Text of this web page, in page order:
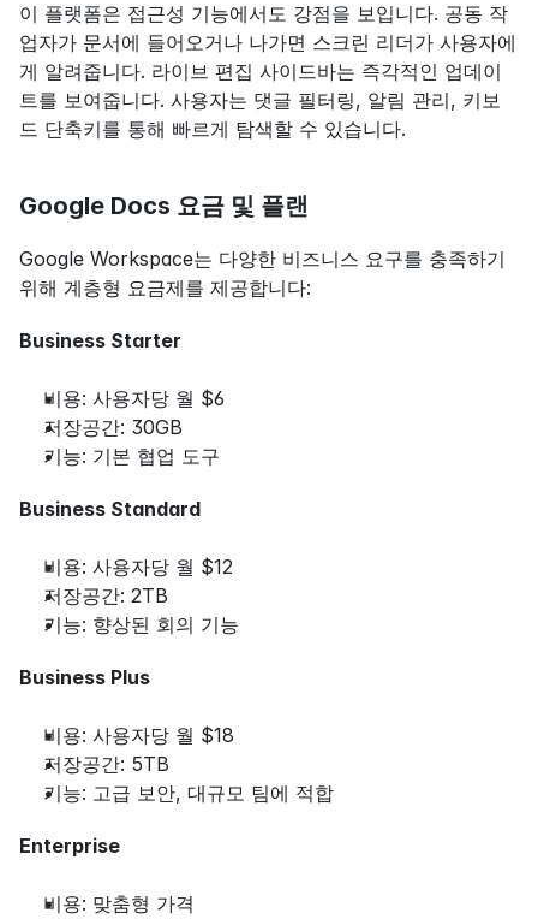
이 플랫폼은 접근성 기능에서도 강점을 보입니다. 공동 작
업자가 문서에 들어오거나 나가면 스크린 리더가 사용자에
게 알려줍니다. 라이브 편집 사이드바는 즉각적인 업데이
트를 보여줍니다. 사용자는 댓글 필터링, 알림 관리, 키보
드 단축키를 통해 빠르게 탐색할 수 있습니다.
Google Docs 요금 및 플랜
Google Workspace는 다양한 비즈니스 요구를 충족하기
위해 계층형 요금제를 제공합니다:
Business Starter
비용: 사용자당 월 $6
저장공간: 30GB
기능: 기본 협업 도구
Business Standard
비용: 사용자당 월 $12
저장공간: 2TB
기능: 향상된 회의 기능
Business Plus
비용: 사용자당 월 $18
저장공간: 5TB
기능: 고급 보안, 대규모 팀에 적합
Enterprise
비용: 맞춤형 가격